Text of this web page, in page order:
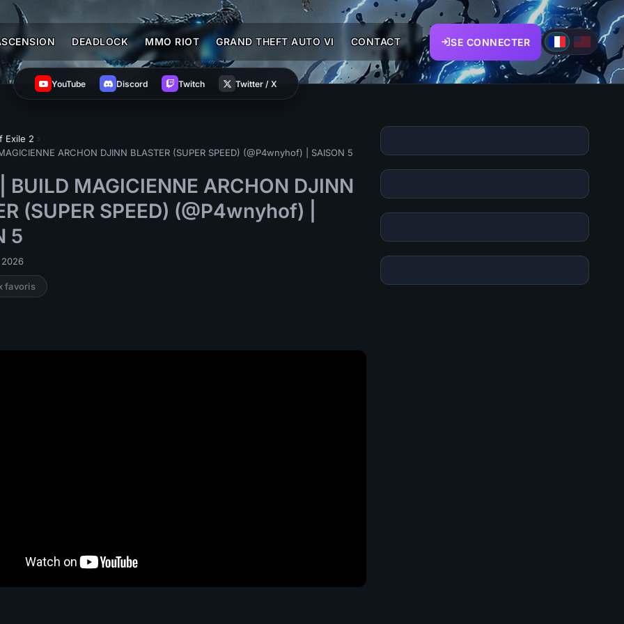
DEADLOCK MMO RIOT GRAND THEFT AUTO VI CONTACT SE CONNECTER
YouTube Discord Twitch Twitter / X
Exile 2 ›
ARCHON DJINN BLASTER (SUPER SPEED) (@P4wnyhof) | SAISON 5
BUILD MAGICIENNE ARCHON DJINN
(SUPER SPEED) (@P4wnyhof) |
5
2026
favoris